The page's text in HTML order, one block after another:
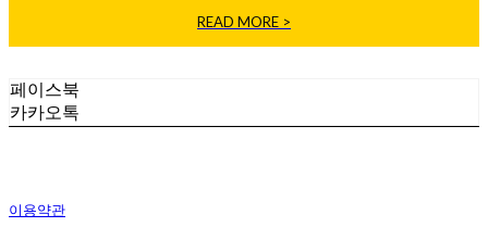
READ MORE >
페이스북
카카오톡
이용약관